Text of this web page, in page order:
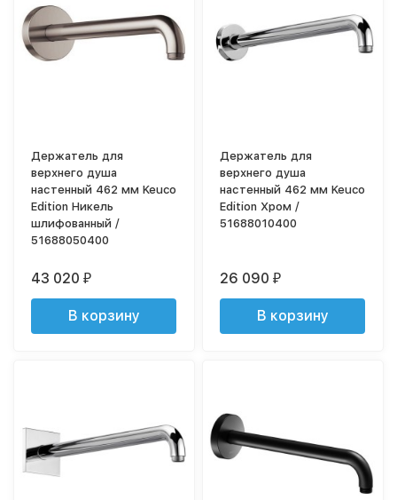
Держатель для
верхнего душа
настенный 462 мм Keuco
Edition Никель
шлифованный /
51688050400
43 020₽
В корзину
Держатель для
верхнего душа
настенный 462 мм Keuco
Edition Хром /
51688010400
26 090₽
В корзину